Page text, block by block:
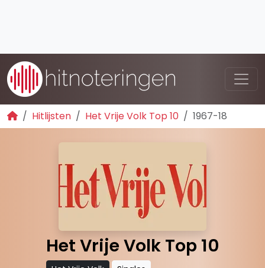
Hitlijsten Het Vrije Volk Top 10 1967-18
Het Vrije Volk Top 10